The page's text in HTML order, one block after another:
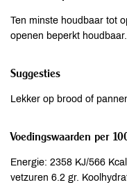
Ten minste houdbaar tot
openen beperkt houdbaar.
Suggesties
Lekker op brood of
Voedingswaarden per
Energie: 2358 KJ/566
vetzuren 6.2 gr.